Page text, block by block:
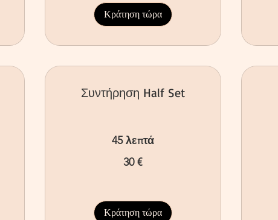
Κράτηση τώρα
Συντήρηση Half Set
45 λεπτά
30 €
Κράτηση τώρα